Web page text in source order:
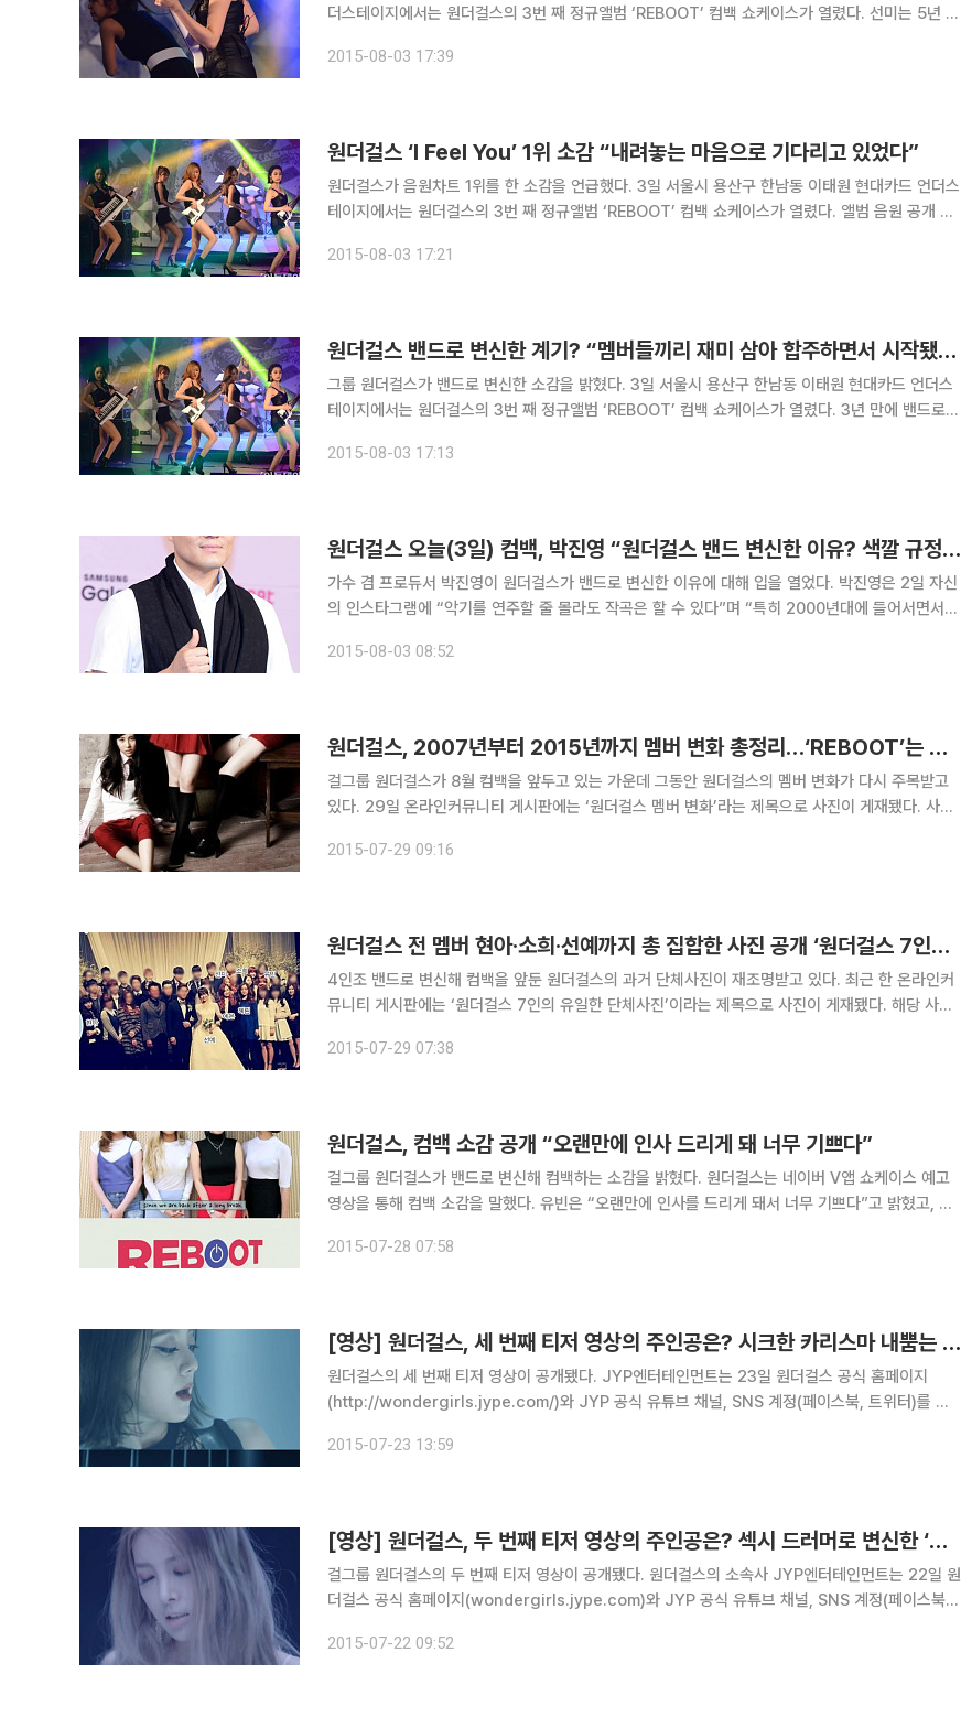
더스테이지에서는 원더걸스의 3번 째 정규앨범 ‘REBOOT’ 컴백 쇼케이스가 열렸다. 선미는 5년 만
걸스로 돌아온다는 것) 계획되어 있던 것이었다”고 말했다.
2015-08-03 17:39
원더걸스 ‘I Feel You’ 1위 소감 “내려놓는 마음으로 기다리고 있었다”
원더걸스가 음원차트 1위를 한 소감을 언급했다. 3일 서울시 용산구 한남동 이태원 현대카드 언더스
테이지에서는 원더걸스의 3번 째 정규앨범 ‘REBOOT’ 컴백 쇼케이스가 열렸다. 앨범 음원 공개 후
고 있었는데 이렇게 아직도 잊지 않고 저희를 찾아주신다는 게
2015-08-03 17:21
원더걸스 밴드로 변신한 계기? “멤버들끼리 재미 삼아 합주하면서 시작됐다”
그룹 원더걸스가 밴드로 변신한 소감을 밝혔다. 3일 서울시 용산구 한남동 이태원 현대카드 언더스
테이지에서는 원더걸스의 3번 째 정규앨범 ‘REBOOT’ 컴백 쇼케이스가 열렸다. 3년 만에 밴드로
“유빈언니도 래퍼다보니 드럼을 배우고 싶다고 해서 배우고 있었고,
2015-08-03 17:13
원더걸스 오늘(3일) 컴백, 박진영 “원더걸스 밴드 변신한 이유? 색깔 규정지을 수 있는 힘을 키우기 위해서”
가수 겸 프로듀서 박진영이 원더걸스가 밴드로 변신한 이유에 대해 입을 열었다. 박진영은 2일 자신
의 인스타그램에 “악기를 연주할 줄 몰라도 작곡은 할 수 있다”며 “특히 2000년대에 들어서면서
이루면서 악기나 음악 이론을 몰라도 누구나 센스만 있으면 작
2015-08-03 08:52
원더걸스, 2007년부터 2015년까지 멤버 변화 총정리…‘REBOOT’는 최종판?
걸그룹 원더걸스가 8월 컴백을 앞두고 있는 가운데 그동안 원더걸스의 멤버 변화가 다시 주목받고
있다. 29일 온라인커뮤니티 게시판에는 ‘원더걸스 멤버 변화’라는 제목으로 사진이 게재됐다. 사진
wonder begins’ 앨범으로 선예, 예은, 선미, 소희
2015-07-29 09:16
원더걸스 전 멤버 현아·소희·선예까지 총 집합한 사진 공개 ‘원더걸스 7인의 유일한 단체사진’
4인조 밴드로 변신해 컴백을 앞둔 원더걸스의 과거 단체사진이 재조명받고 있다. 최근 한 온라인커
뮤니티 게시판에는 ‘원더걸스 7인의 유일한 단체사진’이라는 제목으로 사진이 게재됐다. 해당 사진
스 선미, 예은, 유빈, 혜림과 탈퇴를 선언한 선예, 소희가 함께 있다
2015-07-29 07:38
원더걸스, 컴백 소감 공개 “오랜만에 인사 드리게 돼 너무 기쁘다”
걸그룹 원더걸스가 밴드로 변신해 컴백하는 소감을 밝혔다. 원더걸스는 네이버 V앱 쇼케이스 예고
영상을 통해 컴백 소감을 말했다. 유빈은 “오랜만에 인사를 드리게 돼서 너무 기쁘다”고 밝혔고, 혜
해주셨으면 한다”고 말했다. 또한 예은은 “오랜만에 돌아온 만큼 많
2015-07-28 07:58
[영상] 원더걸스, 세 번째 티저 영상의 주인공은? 시크한 카리스마 내뿜는 기타리스트 ‘혜림’
원더걸스의 세 번째 티저 영상이 공개됐다. JYP엔터테인먼트는 23일 원더걸스 공식 홈페이지
(http://wondergirls.jype.com/)와 JYP 공식 유튜브 채널, SNS 계정(페이스북, 트위터)를 통
번째 티저 영상을 게재
2015-07-23 13:59
[영상] 원더걸스, 두 번째 티저 영상의 주인공은? 섹시 드러머로 변신한 ‘유빈’
걸그룹 원더걸스의 두 번째 티저 영상이 공개됐다. 원더걸스의 소속사 JYP엔터테인먼트는 22일 원
더걸스 공식 홈페이지(wondergirls.jype.com)와 JYP 공식 유튜브 채널, SNS 계정(페이스북,
두 번째 티저 영상을
2015-07-22 09:52